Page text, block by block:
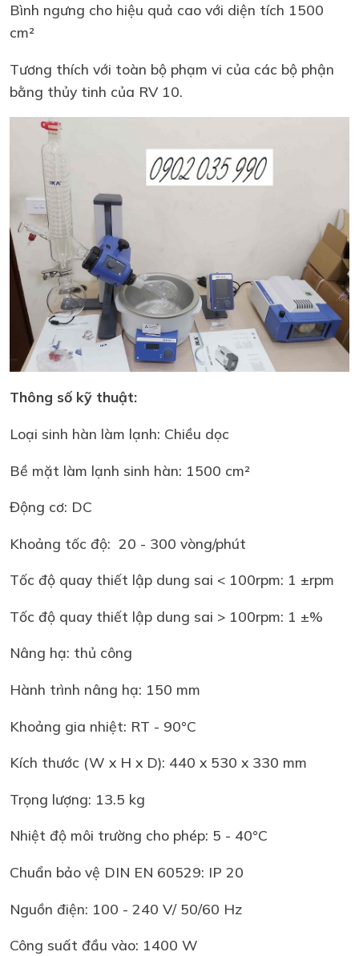
Bình ngưng cho hiệu quả cao với diện tích 1500
cm²
Tương thích với toàn bộ phạm vi của các bộ phận
bằng thủy tinh của RV 10.
Thông số kỹ thuật:
Loại sinh hàn làm lạnh: Chiều dọc
Bề mặt làm lạnh sinh hàn: 1500 cm²
Động cơ: DC
Khoảng tốc độ: 20 - 300 vòng/phút
Tốc độ quay thiết lập dung sai < 100rpm: 1 ±rpm
Tốc độ quay thiết lập dung sai > 100rpm: 1 ±%
Nâng hạ: thủ công
Hành trình nâng hạ: 150 mm
Khoảng gia nhiệt: RT - 90°C
Kích thước (W x H x D): 440 x 530 x 330 mm
Trọng lượng: 13.5 kg
Nhiệt độ môi trường cho phép: 5 - 40°C
Chuẩn bảo vệ DIN EN 60529: IP 20
Nguồn điện: 100 - 240 V/ 50/60 Hz
Công suất đầu vào: 1400 W